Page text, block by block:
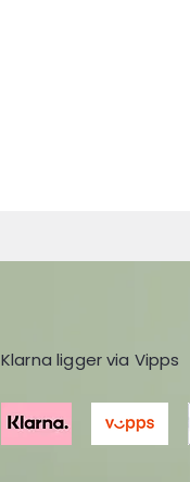
Klarna ligger via Vipps